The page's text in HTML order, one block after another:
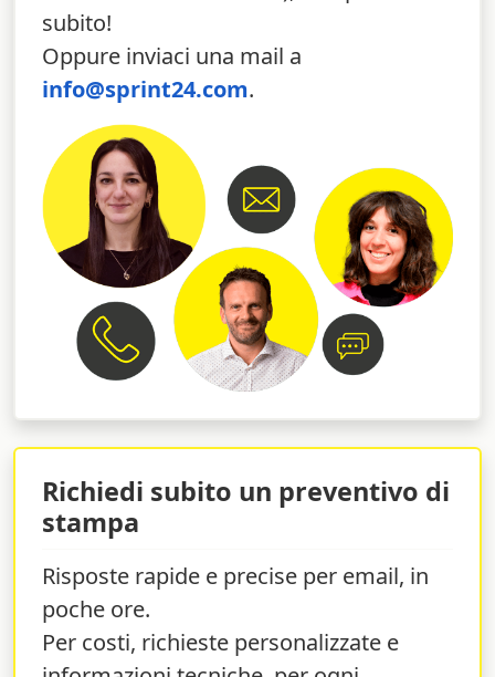
Inizia subito a configurare i tuoi biglietti da visita: su
Sprint24 è semplice, veloce e anche divertente!
subito!
Oppure inviaci una mail a
info@sprint24.com.
Richiedi subito un preventivo di
stampa
Risposte rapide e precise per email, in
poche ore.
Per costi, richieste personalizzate e